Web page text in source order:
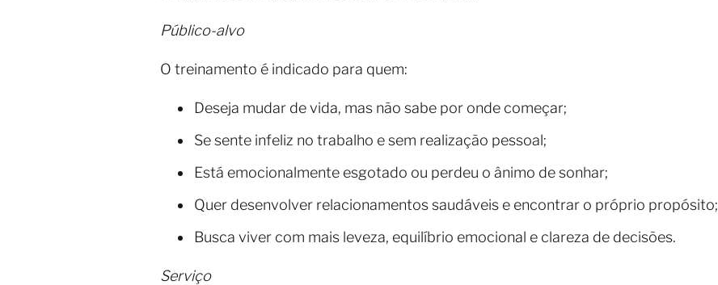
Público-alvo
O treinamento é indicado para quem:
Deseja mudar de vida, mas não sabe por onde começar;
Se sente infeliz no trabalho e sem realização pessoal;
Está emocionalmente esgotado ou perdeu o ânimo de sonhar;
Quer desenvolver relacionamentos saudáveis e encontrar o próprio propósito;
Busca viver com mais leveza, equilíbrio emocional e clareza de decisões.
Serviço